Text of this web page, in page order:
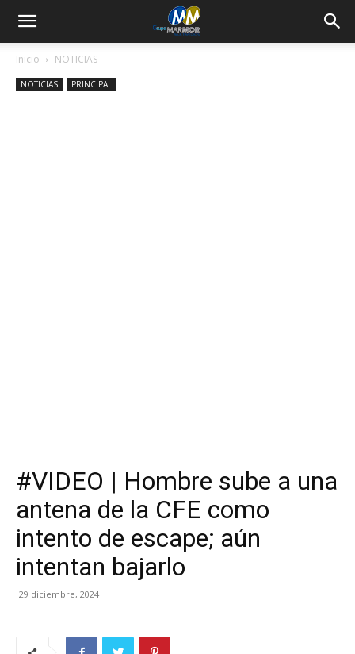
Inicio NOTICIAS
NOTICIAS PRINCIPAL
#VIDEO | Hombre sube a una
antena de la CFE como
intento de escape; aún
intentan bajarlo
29 diciembre, 2024